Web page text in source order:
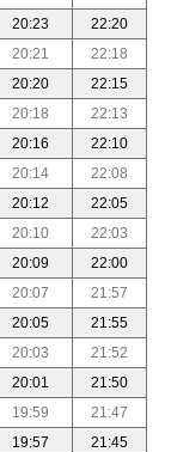
20:23
22:20
20:21
22:18
20:20
22:15
20:18
22:13
20:16
22:10
20:14
22:08
20:12
22:05
20:10
22:03
20:09
22:00
20:07
21:57
20:05
21:55
20:03
21:52
20:01
21:50
19:59
21:47
19:57
21:45